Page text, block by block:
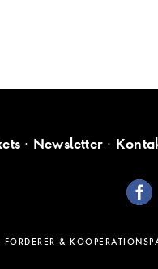
Newsletter
FÖRDERER &